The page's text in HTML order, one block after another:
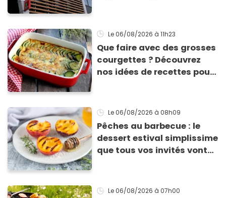
Le 06/08/2026 à 11h23
Que faire avec des grosses
courgettes ? Découvrez
nos idées de recettes pour
Le 06/08/2026 à 08h09
Pêches au barbecue : le
dessert estival simplissime
que tous vos invités vont
Le 06/08/2026 à 07h00